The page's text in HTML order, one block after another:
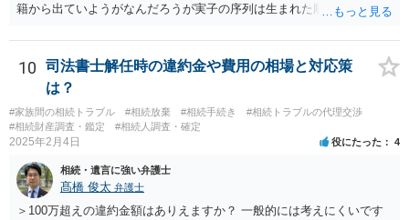
籍から出ていようがなんだろうが実子の序列は生まれた順ですから、
書が腹違いの長男に向けてある場合 書かれてる内容が最優先にされる
のですか？ →遺書というのが、法律上の遺言の形式を守っている限り
はそのとおりです。 質問3 父が腹違いの長男に法律的に優位になれそ
うな事はありますか？ →遺言が有効な場合、優位に立つことはできま
せんが、お祖父様が認知症であるなどの「遺言が作れないはずの事
情」があるならば①遺言無効確認の訴えを起こすのは一つの手です。
問4 相続トラブルの代理交渉は可能でしょうか。 →一般論としては可
能ですが、お伺いする内容ですとお祖父様が亡くなられた後に動くこ
とになるでしょう。
10
司法書士解任時の違約金や費用の相場と対応策
は？
#家族間の相続トラブル #相続放棄 #相続手続き
#相続トラブルの代理交渉
#相続財産調査・鑑定
#相続人調査・確定
2025年2月4日 役にたった 4
相続・遺言に強い弁護士
髙橋 俊太 弁護士
＞100万超えの違約金額はありえますか？ 一般的には考えにくいです